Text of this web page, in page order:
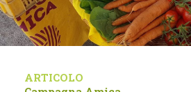
ARTICOLO